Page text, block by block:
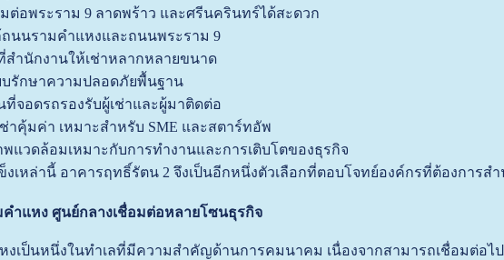
มต่อพระราม 9 ลาดพร้าว และศรีนครินทร์ได้สะดวก
ถนนรามคำแหงและถนนพระราม 9
สำนักงานให้เช่าหลากหลายขนาด
บรักษาความปลอดภัยพื้นฐาน
ที่จอดรถรองรับผู้เช่าและผู้มาติดต่อ
ช่าคุ้มค่า เหมาะสำหรับ SME และสตาร์ทอัพ
พแวดล้อมเหมาะกับการทำงานและการเติบโตของธุรกิจ
งเหล่านี้ อาคารฤทธิ์รัตน 2 จึงเป็นอีกหนึ่งตัวเลือกที่ตอบโจทย์องค์กรที่ต้องการ
คำแหง ศูนย์กลางเชื่อมต่อหลายโซนธุรกิจ
งเป็นหนึ่งในทำเลที่มีความสำคัญด้านการคมนาคม เนื่องจากสามารถเชื่อมต่อไ